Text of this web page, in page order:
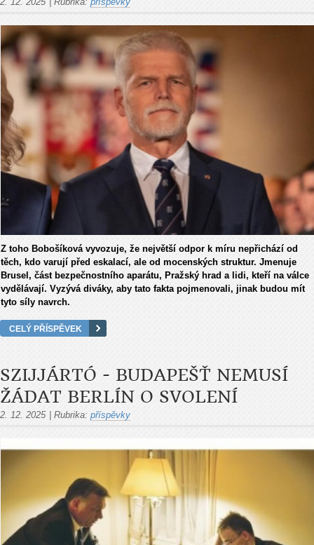
Z toho Bobošíková vyvozuje, že největší odpor k míru nepřichází od
těch, kdo varují před eskalací, ale od mocenských struktur. Jmenuje
Brusel, část bezpečnostního aparátu, Pražský hrad a lidi, kteří na válce
vyděl ávají. Vyzývá diváky, aby tato fakta pojmenovali, jinak budou mít
tyto síly navrch.
CELÝ PŘÍSPĚVEK
SZIJJÁRTÓ - BUDAPEŠŤ NEMUSÍ
ŽÁDAT BERLÍN O SVOLENÍ
2. 12. 2025 Rubrika: příspěvky